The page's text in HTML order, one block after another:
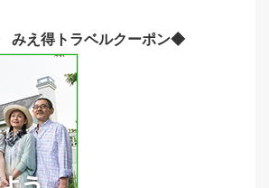
え得トラベルクーポン◆